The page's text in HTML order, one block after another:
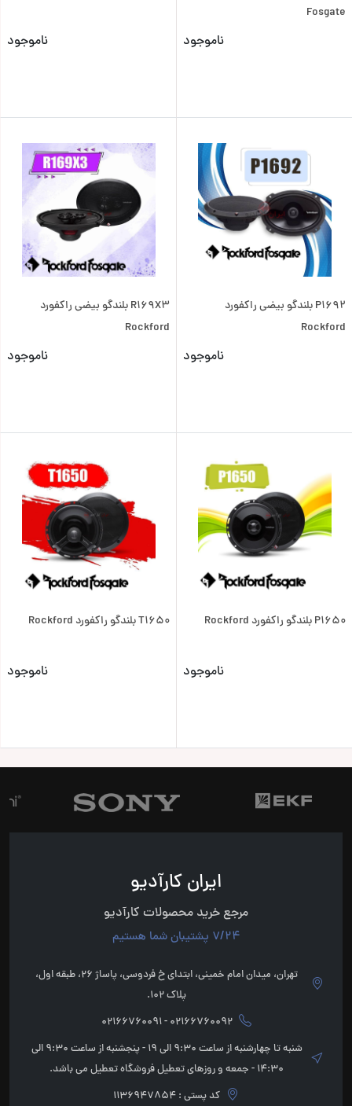
Fosgate
ناموجود ناموجود
P1692 بلندگو بیضی راکفورد
Rockford
ناموجود
R169X3 بلندگو بیضی راکفورد
Rockford
ناموجود
P1650 بلندگو راکفورد Rockford
ناموجود
T1650 بلندگو راکفورد Rockford
ناموجود
ایران کارآدیو
مرجع خرید محصولات کارآدیو
7/24 پشتیبان شما هستیم
تهران، میدان امام خمینی، ابتدای خ فردوسی، پاساژ 26، طبقه اول،
پلاک 102.
02166760092 - 02166760091
شنبه تا چهارشنبه از ساعت 9:30 الی 19 - پنجشنبه از ساعت 9:30 الی
14:30 - جمعه و روزهای تعطیل فروشگاه تعطیل می باشد.
کد پستی : 1136947854